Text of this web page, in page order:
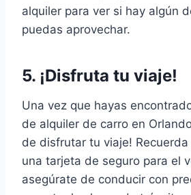
alquiler para ver si hay algún
puedas aprovechar.
5. ¡Disfruta tu viaje!
Una vez que hayas
de alquiler de carro en
de disfrutar tu viaje!
una tarjeta de seguro para el
asegúrate de conducir con